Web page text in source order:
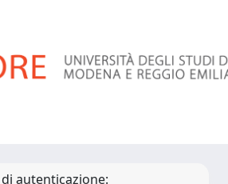
autenticazione: